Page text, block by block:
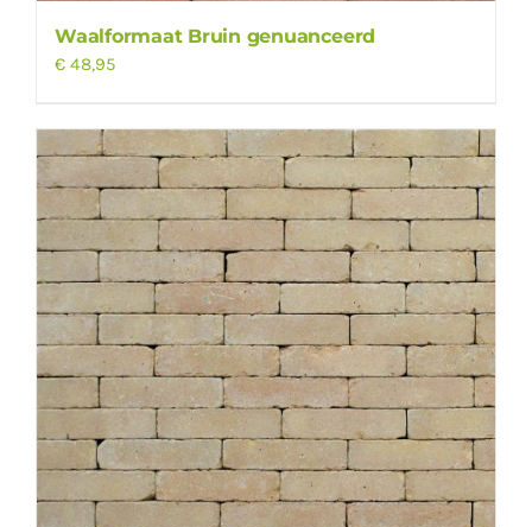
Waalformaat Bruin genuanceerd
€ 48,95